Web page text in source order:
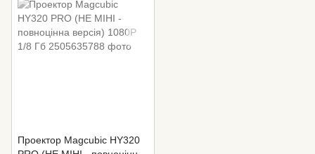
Проектор Magcubic HY320